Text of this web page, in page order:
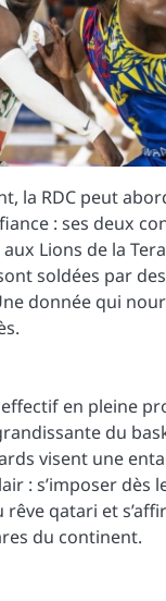
la RDC peut
: ses deux
Lions de la
soldées par
donnée qui
en pleine
du
visent une
: s’imposer dès
qatari et
du continent.